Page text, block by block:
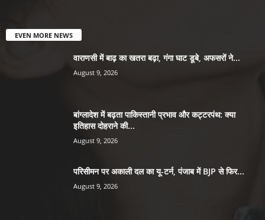
EVEN MORE NEWS
वाराणसी में बाढ़ का खतरा बढ़ा, गंगा घाट डूबे, अफसरों ने...
August 9, 2026
बांग्लादेश में बढ़ता पाकिस्तानी प्रभाव और कट्टरपंथ: क्या
इतिहास दोहराने की...
August 9, 2026
परिसीमन पर अकाली दल का यू-टर्न, पंजाब में BJP से फिर...
August 9, 2026